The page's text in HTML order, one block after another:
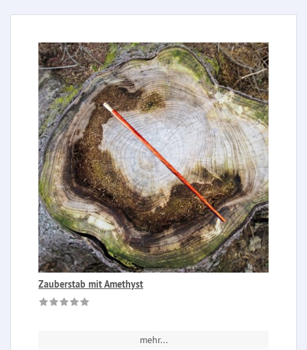
Zauberstab mit Amethyst
mehr...